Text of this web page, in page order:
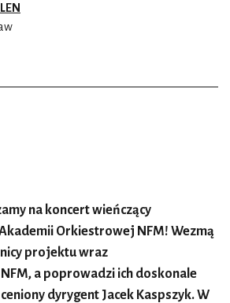
na koncert wieńczący
Orkiestrowej NFM! Wezmą
projektu wraz
a poprowadzi ich doskonale
dyrygent Jacek Kaspszyk. W